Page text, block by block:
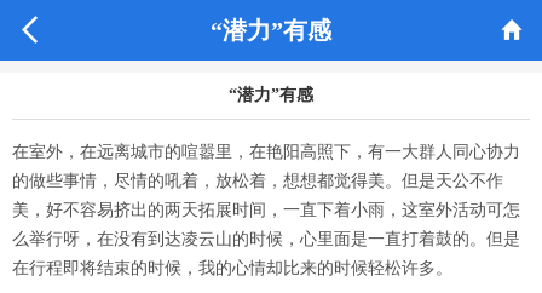
 “潜力”有感 
“潜力”有感
在室外，在远离城市的喧嚣里，在艳阳高照下，有一大群人同心协力
的做些事情，尽情的吼着，放松着，想想都觉得美。但是天公不作
美，好不容易挤出的两天拓展时间，一直下着小雨，这室外活动可怎
么举行呀，在没有到达凌云山的时候，心里面是一直打着鼓的。但是
在行程即将结束的时候，我的心情却比来的时候轻松许多。